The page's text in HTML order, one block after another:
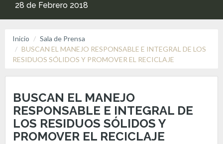
28 de Febrero 2018
Inicio
Sala de Prensa
BUSCAN EL MANEJO RESPONSABLE E INTEGRAL DE LOS
RESIDUOS SÓLIDOS Y PROMOVER EL RECICLAJE
BUSCAN EL MANEJO
RESPONSABLE E INTEGRAL DE
LOS RESIDUOS SÓLIDOS Y
PROMOVER EL RECICLAJE